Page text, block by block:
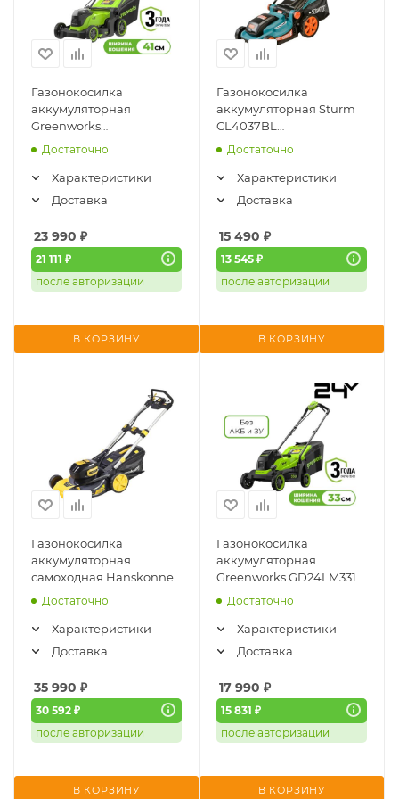
Газонокосилка
аккумуляторная
Greenworks
GD24X2LM411 (2x24V,
41см, бесщеточная, без
АКБ и ЗУ) 2520907
Достаточно
Характеристики
Доставка
23 990 ₽
21 111 ₽
после авторизации
В КОРЗИНУ
Газонокосилка
аккумуляторная Sturm
CL4037BL
(1BatterySystem18В, 36В,
37 см, бесщ, без АКБ и
ЗУ)
Достаточно
Характеристики
Доставка
15 490 ₽
13 545 ₽
после авторизации
В КОРЗИНУ
Газонокосилка
аккумуляторная
самоходная Hanskonner
HCL4046BLS (1BS18В,
36В, 46см, без АКБ и ЗУ)
Достаточно
Характеристики
Доставка
35 990 ₽
30 592 ₽
после авторизации
В КОРЗИНУ
Газонокосилка
аккумуляторная
Greenworks GD24LM331
(24V, 33см, бесщеточная,
без АКБ и ЗУ) 2520607
Достаточно
Характеристики
Доставка
17 990 ₽
15 831 ₽
после авторизации
В КОРЗИНУ